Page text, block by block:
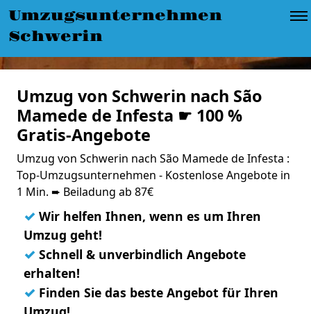
Umzugsunternehmen
Schwerin
Umzug von Schwerin nach São
Mamede de Infesta ☛ 100 %
Gratis-Angebote
Umzug von Schwerin nach São Mamede de Infesta :
Top-Umzugsunternehmen - Kostenlose Angebote in
1 Min. ➨ Beiladung ab 87€
✓ Wir helfen Ihnen, wenn es um Ihren
Umzug geht!
✓ Schnell & unverbindlich Angebote
erhalten!
✓ Finden Sie das beste Angebot für Ihren